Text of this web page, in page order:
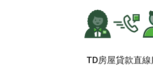
TD房屋貸款直